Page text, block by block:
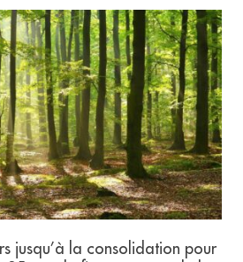
jusqu’à la consolidation pour